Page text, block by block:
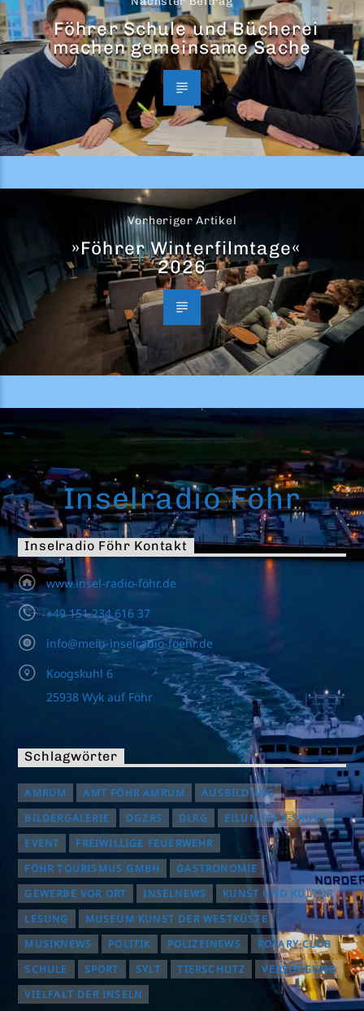
Föhrer Schule und Bücherei
machen gemeinsame Sache
Vorheriger Artikel
»Föhrer Winterfilmtage«
2026
Inselradio Föhr
Inselradio Föhr Kontakt
www.insel-radio-föhr.de
+49 151 234 616 37
info@mein-inselradio-foehr.de
Koogskuhl 6
25938 Wyk auf Föhr
Schlagwörter
AMRUM AMT FÖHR AMRUM
AUSBILDUNG
BILDERGALERIE
DGZRS DLRG
EILUN-FEER-SKUUL
EVENT
FREIWILLIGE FEUERWEHR
FÖHR TOURISMUS GMBH
GASTRONOMIE
GEWERBE VOR ORT
INSELNEWS
KUNST UND KULTUR
LESUNG
MUSEUM KUNST DER WESTKÜSTE
MUSIKNEWS
POLITIK POLIZEINEWS
ROTARY CLUB
SCHULE
SPORT SYLT TIERSCHUTZ
VERSORGUNG
VIELFALT DER INSELN